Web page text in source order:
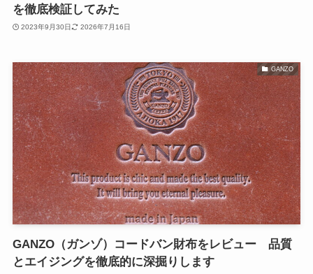
を徹底検証してみた
2023年9月30日 2026年7月16日
GANZO
GANZO（ガンゾ）コードバン財布をレビュー 品質
とエイジングを徹底的に深掘りします